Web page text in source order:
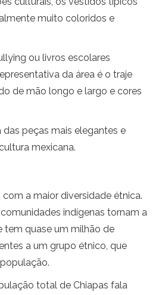
muito coloridos e
ou livros escolares
da área é o traje
de mão longo e largo e cores
das peças mais elegantes e
mexicana.
a maior diversidade étnica.
indígenas tornam a
tem quase um milhão de
a um grupo étnico, que
total de Chiapas fala